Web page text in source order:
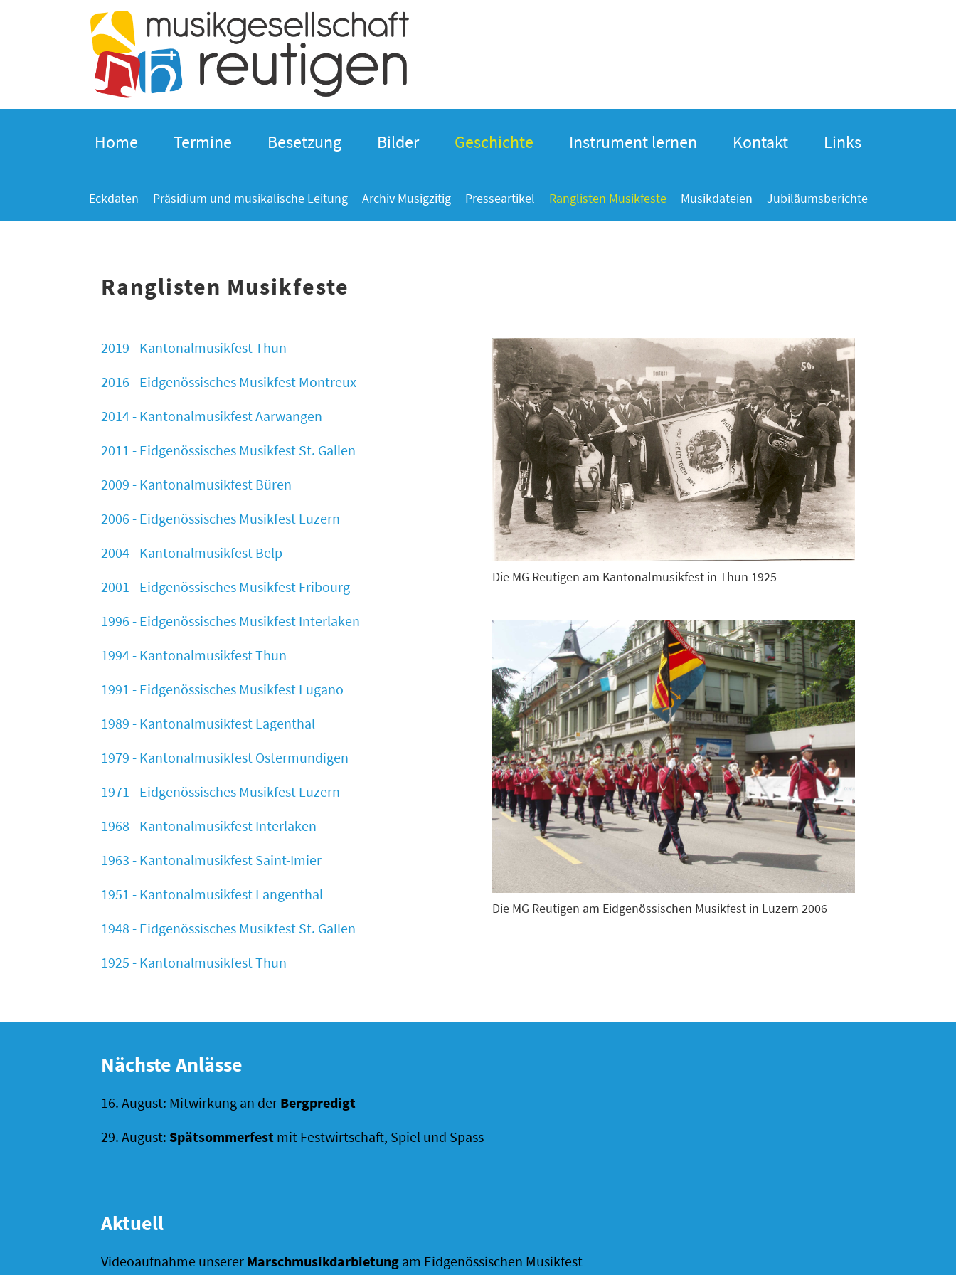
Home Termine Besetzung Bilder Geschichte Instrument lernen Kontakt Links
Eckdaten Präsidium und musikalische Leitung Archiv Musigzitig Presseartikel Ranglisten Musikfeste Musikdateien Jubiläumsberichte
Ranglisten Musikfeste
2019 - Kantonalmusikfest Thun
2016 - Eidgenössisches Musikfest Montreux
2014 - Kantonalmusikfest Aarwangen
2011 - Eidgenössisches Musikfest St. Gallen
2009 - Kantonalmusikfest Büren
2006 - Eidgenössisches Musikfest Luzern
2004 - Kantonalmusikfest Belp
2001 - Eidgenössisches Musikfest Fribourg
1996 - Eidgenössisches Musikfest Interlaken
1994 - Kantonalmusikfest Thun
1991 - Eidgenössisches Musikfest Lugano
1989 - Kantonalmusikfest Lagenthal
1979 - Kantonalmusikfest Ostermundigen
1971 - Eidgenössisches Musikfest Luzern
1968 - Kantonalmusikfest Interlaken
1963 - Kantonalmusikfest Saint-Imier
1951 - Kantonalmusikfest Langenthal
1948 - Eidgenössisches Musikfest St. Gallen
1925 - Kantonalmusikfest Thun
Die MG Reutigen am Kantonalmusikfest in Thun 1925
Die MG Reutigen am Eidgenössischen Musikfest in Luzern 2006
Nächste Anlässe
16. August: Mitwirkung an der Bergpredigt
29. August: Spätsommerfest mit Festwirtschaft, Spiel und Spass
Aktuell
Videoaufnahme unserer Marschmusikdarbietung am Eidgenössischen Musikfest